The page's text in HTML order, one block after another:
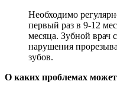
Необходимо
первый раз в 9-12
месяца. Зубной врач
нарушения
зубов.
О каких проблемах